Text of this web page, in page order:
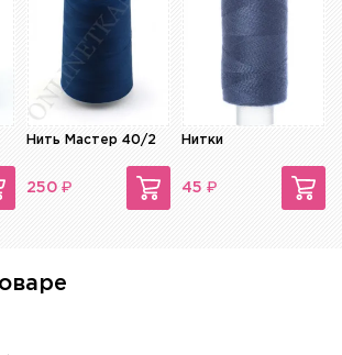
Нить Мастер 40/2
250 ₽
Нитки
45 ₽